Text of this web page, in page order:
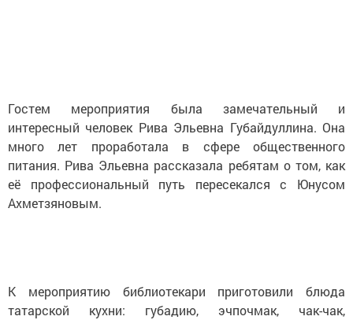
Гостем мероприятия была замечательный и
интересный человек Рива Эльевна Губайдуллина. Она
много лет проработала в сфере общественного
питания. Рива Эльевна рассказала ребятам о том, как
её профессиональный путь пересекался с Юнусом
Ахметзяновым.
К мероприятию библиотекари приготовили блюда
татарской кухни: губадию, эчпочмак, чак-чак,